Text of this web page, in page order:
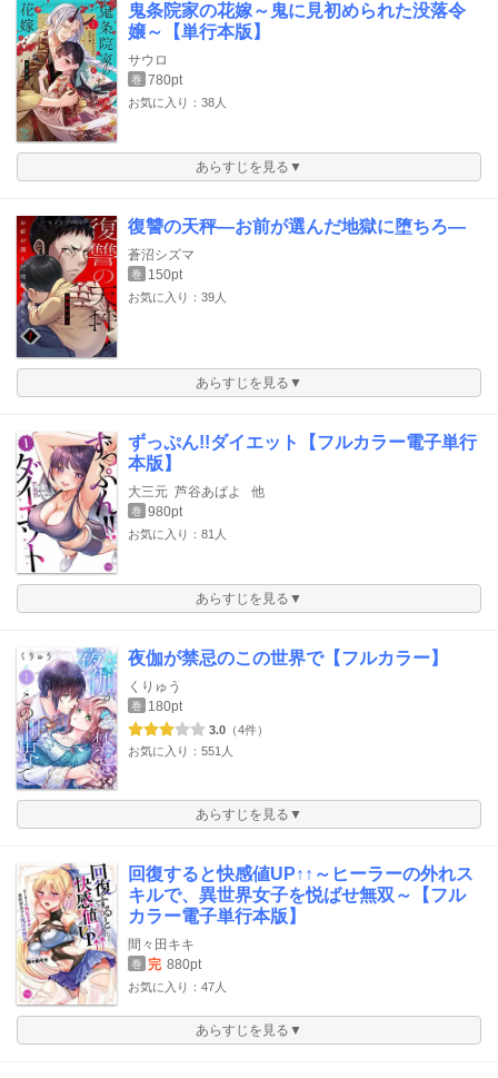
鬼条院家の花嫁～鬼に見初められた没落令
嬢～【単行本版】
サウロ
巻 780pt
お気に入り：38人
あらすじを見る▼
復讐の天秤―お前が選んだ地獄に堕ちろ―
蒼沼シズマ
巻 150pt
お気に入り：39人
あらすじを見る▼
ずっぷん!!ダイエット【フルカラー電子単行
本版】
大三元 芦谷あばよ 他
巻 980pt
お気に入り：81人
あらすじを見る▼
夜伽が禁忌のこの世界で【フルカラー】
くりゅう
巻 180pt
3.0 （4件）
お気に入り：551人
あらすじを見る▼
回復すると快感値UP↑↑～ヒーラーの外れス
キルで、異世界女子を悦ばせ無双～【フル
カラー電子単行本版】
間々田キキ
巻 完 880pt
お気に入り：47人
あらすじを見る▼